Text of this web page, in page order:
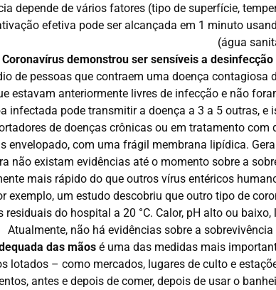
depende de vários fatores (tipo de superfície,
efetiva pode ser alcançada em 1 minuto
(água
Coronavírus demonstrou ser sensíveis a
de pessoas que contraem uma doença
estavam anteriormente livres de infecção e não
infectada pode transmitir a doença a 3 a 5 outras,
de doenças crônicas ou em tratamento
envelopado, com uma frágil membrana lipídica.
não existam evidências até o momento sobre a
mais rápido do que outros vírus entéricos
exemplo, um estudo descobriu que outro tipo de
residuais do hospital a 20 °C. Calor, pH alto ou
Atualmente, não há evidências sobre a
das mãosé uma das medidas mais
lotados – como mercados, lugares de culto e
antes e depois de comer, depois de usar o